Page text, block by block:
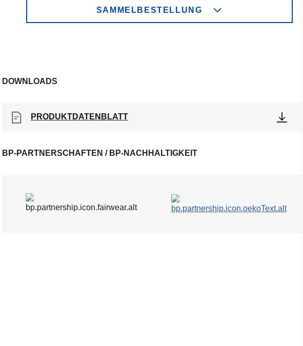
SAMMELBESTELLUNG
DOWNLOADS
PRODUKTDATENBLATT
BP-PARTNERSCHAFTEN / BP-NACHHALTIGKEIT